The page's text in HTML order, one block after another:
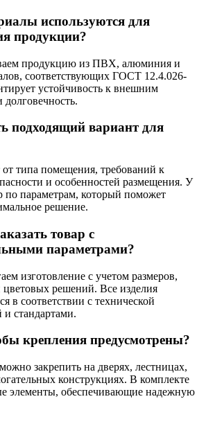
используются для
продукции?
продукцию из ПВХ, алюминия и
соответствующих ГОСТ 12.4.026-
устойчивость к внешним
долговечность.
подходящий вариант для
типа помещения, требований к
и особенностей размещения. У
по параметрам, который поможет
решение.
товар с
параметрами?
изготовление с учетом размеров,
решений. Все изделия
в соответствии с технической
и стандартами.
крепления предусмотрены?
закрепить на дверях, лестницах,
конструкциях. В комплекте
элементы, обеспечивающие надежную